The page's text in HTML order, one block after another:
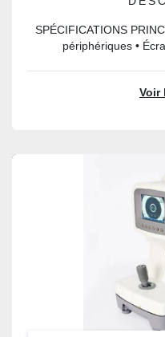
SPÉCIFICATIONS
périphériques •
Voir